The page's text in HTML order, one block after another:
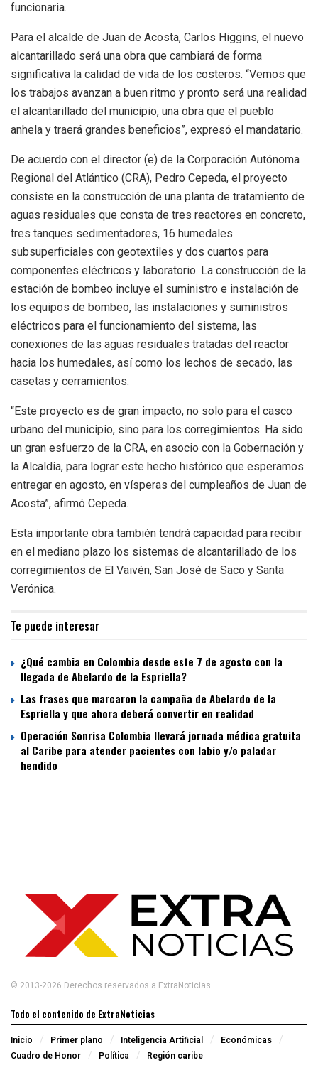
funcionaria.
Para el alcalde de Juan de Acosta, Carlos Higgins, el nuevo
alcantarillado será una obra que cambiará de forma
significativa la calidad de vida de los costeros. “Vemos que
los trabajos avanzan a buen ritmo y pronto será una realidad
el alcantarillado del municipio, una obra que el pueblo
anhela y traerá grandes beneficios”, expresó el mandatario.
De acuerdo con el director (e) de la Corporación Autónoma
Regional del Atlántico (CRA), Pedro Cepeda, el proyecto
consiste en la construcción de una planta de tratamiento de
aguas residuales que consta de tres reactores en concreto,
tres tanques sedimentadores, 16 humedales
subsuperficiales con geotextiles y dos cuartos para
componentes eléctricos y laboratorio. La construcción de la
estación de bombeo incluye el suministro e instalación de
los equipos de bombeo, las instalaciones y suministros
eléctricos para el funcionamiento del sistema, las
conexiones de las aguas residuales tratadas del reactor
hacia los humedales, así como los lechos de secado, las
casetas y cerramientos.
“Este proyecto es de gran impacto, no solo para el casco
urbano del municipio, sino para los corregimientos. Ha sido
un gran esfuerzo de la CRA, en asocio con la Gobernación y
la Alcaldía, para lograr este hecho histórico que esperamos
entregar en agosto, en vísperas del cumpleaños de Juan de
Acosta”, afirmó Cepeda.
Esta importante obra también tendrá capacidad para recibir
en el mediano plazo los sistemas de alcantarillado de los
corregimientos de El Vaivén, San José de Saco y Santa
Verónica.
Te puede interesar
¿Qué cambia en Colombia desde este 7 de agosto con la
llegada de Abelardo de la Espriella?
Las frases que marcaron la campaña de Abelardo de la
Espriella y que ahora deberá convertir en realidad
Operación Sonrisa Colombia llevará jornada médica gratuita
al Caribe para atender pacientes con labio y/o paladar
hendido
© 2013-2026 Derechos reservados a ExtraNoticias
Todo el contenido de ExtraNoticias
Inicio Primer plano Inteligencia Artificial
Económicas
Cuadro de Honor
Política Región caribe